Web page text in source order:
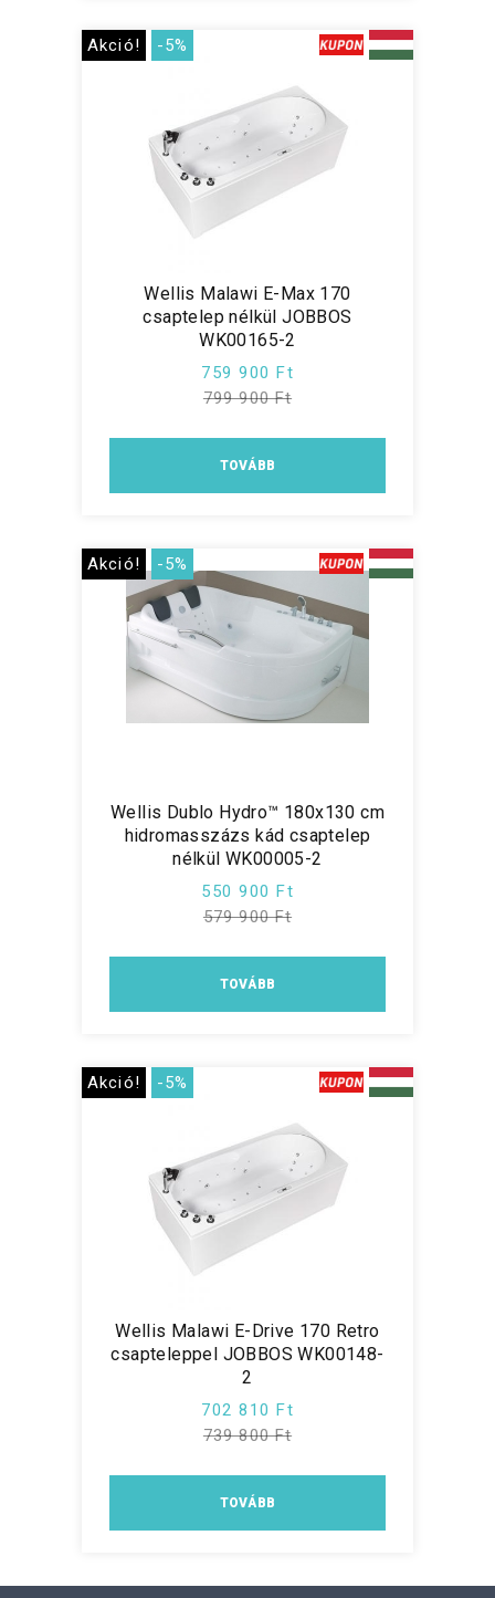
Akció! -5%
Wellis Malawi E-Max 170
csaptelep nélkül JOBBOS
WK00165-2
759 900 Ft
799 900 Ft
TOVÁBB
Akció! -5%
Wellis Dublo Hydro™ 180x130 cm
hidromasszázs kád csaptelep
nélkül WK00005-2
550 900 Ft
579 900 Ft
TOVÁBB
Akció! -5%
Wellis Malawi E-Drive 170 Retro
csapteleppel JOBBOS WK00148-
2
702 810 Ft
739 800 Ft
TOVÁBB